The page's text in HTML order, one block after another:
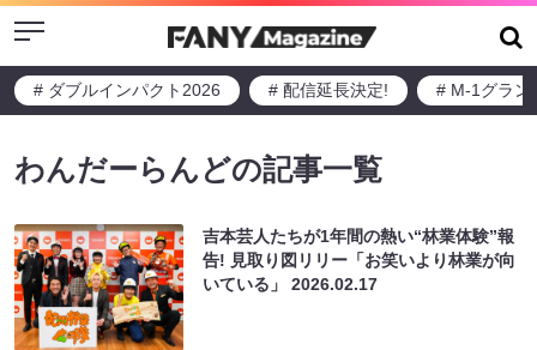
Menu
# ダブルインパクト2026 # 配信延長決定! # M-1グラン
わんだーらんどの記事一覧
吉本芸人たちが1年間の熱い“林業体験”報
告! 見取り図リリー「お笑いより林業が向
いている」2026.02.17